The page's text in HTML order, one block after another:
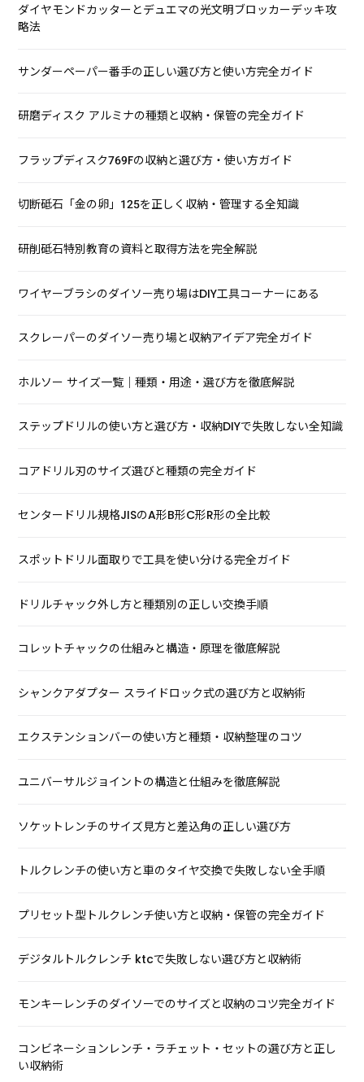
ダイヤモンドカッターとデュエマの光文明ブロッカーデッキ攻
略法
サンダーペーパー番手の正しい選び方と使い方完全ガイド
研磨ディスク アルミナの種類と収納・保管の完全ガイド
フラップディスク769Fの収納と選び方・使い方ガイド
切断砥石「金の卵」125を正しく収納・管理する全知識
研削砥石特別教育の資料と取得方法を完全解説
ワイヤーブラシのダイソー売り場はDIY工具コーナーにある
スクレーパーのダイソー売り場と収納アイデア完全ガイド
ホルソー サイズ一覧｜種類・用途・選び方を徹底解説
ステップドリルの使い方と選び方・収納DIYで失敗しない全知識
コアドリル刃のサイズ選びと種類の完全ガイド
センタードリル規格JISのA形B形C形R形の全比較
スポットドリル面取りで工具を使い分ける完全ガイド
ドリルチャック外し方と種類別の正しい交換手順
コレットチャックの仕組みと構造・原理を徹底解説
シャンクアダプター スライドロック式の選び方と収納術
エクステンションバーの使い方と種類・収納整理のコツ
ユニバーサルジョイントの構造と仕組みを徹底解説
ソケットレンチのサイズ見方と差込角の正しい選び方
トルクレンチの使い方と車のタイヤ交換で失敗しない全手順
プリセット型トルクレンチ使い方と収納・保管の完全ガイド
デジタルトルクレンチ ktcで失敗しない選び方と収納術
モンキーレンチのダイソーでのサイズと収納のコツ完全ガイド
コンビネーションレンチ・ラチェット・セットの選び方と正し
い収納術